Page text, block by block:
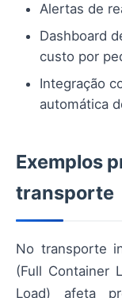
Alertas de
Dashboard
custo por
Integração
automática
Exemplos
transporte
No transporte
(Full Container
Load) afeta